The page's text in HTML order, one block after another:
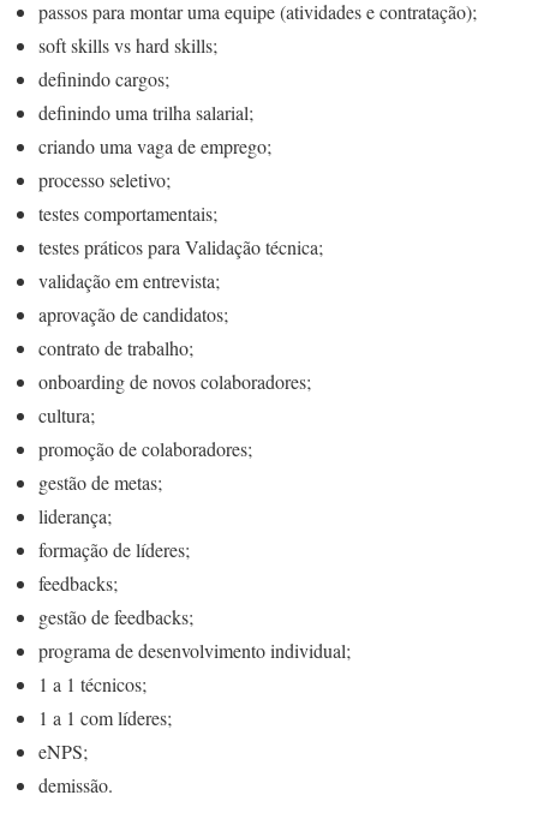
passos para montar uma equipe (atividades e contratação);
soft skills vs hard skills;
definindo cargos;
definindo uma trilha salarial;
criando uma vaga de emprego;
processo seletivo;
testes comportamentais;
testes práticos para Validação técnica;
validação em entrevista;
aprovação de candidatos;
contrato de trabalho;
onboarding de novos colaboradores;
cultura;
promoção de colaboradores;
gestão de metas;
liderança;
formação de líderes;
feedbacks;
gestão de feedbacks;
programa de desenvolvimento individual;
1 a 1 técnicos;
1 a 1 com líderes;
eNPS;
demissão.